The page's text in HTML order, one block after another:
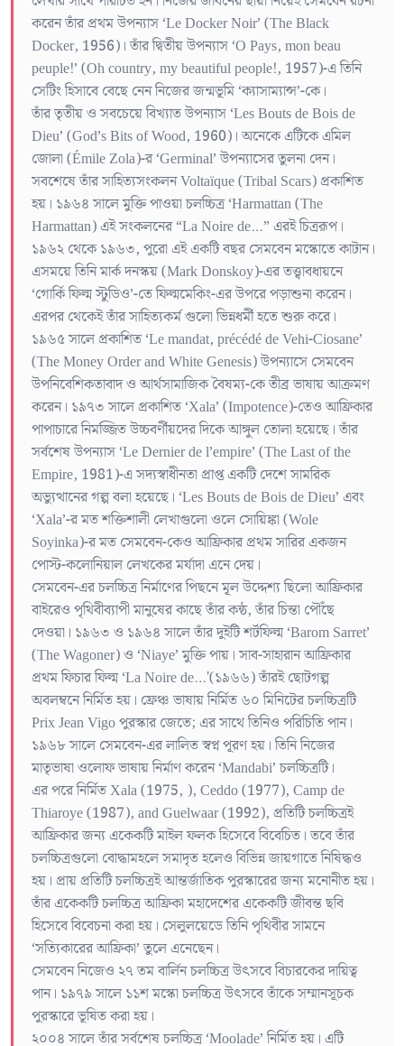
করেন তাঁর প্রথম উপন্যাস ‘Le Docker Noir’ (The Black
Docker, 1956)। তাঁর দ্বিতীয় উপন্যাস ‘O Pays, mon beau
peuple!’ (Oh country, my beautiful people!, 1957)-এ তিনি
সেটিং হিসাবে বেছে নেন নিজের জন্মভূমি ‘ক্যাসাম্যান্স’-কে।
তাঁর তৃতীয় ও সবচেয়ে বিখ্যাত উপন্যাস ‘Les Bouts de Bois de
Dieu’ (God’s Bits of Wood, 1960)। অনেকে এটিকে এমিল
জোলা (Émile Zola)-র ‘Germinal’ উপন্যাসের তুলনা দেন।
সবশেষে তাঁর সাহিত্যসংকলন Voltaïque (Tribal Scars) প্রকাশিত
হয়। ১৯৬৪ সালে মুক্তি পাওয়া চলচ্চিত্র ‘Harmattan (The
Harmattan) এই সংকলনের “La Noire de…” এরই চিত্ররূপ।
১৯৬২ থেকে ১৯৬৩, পুরো এই একটি বছর সেমবেন মস্কোতে কাটান।
এসময়ে তিনি মার্ক দনস্কয় (Mark Donskoy)-এর তত্ত্বাবধায়নে
‘গোর্কি ফিল্ম স্টুডিও’-তে ফিল্মমেকিং-এর উপরে পড়াশুনা করেন।
এরপর থেকেই তাঁর সাহিত্যকর্ম গুলো ভিন্নধর্মী হতে শুরু করে।
১৯৬৫ সালে প্রকাশিত ‘Le mandat, précédé de Vehi-Ciosane’
(The Money Order and White Genesis) উপন্যাসে সেমবেন
উপনিবেশিকতাবাদ ও আর্থসামাজিক বৈষম্য-কে তীব্র ভাষায় আক্রমণ
করেন। ১৯৭৩ সালে প্রকাশিত ‘Xala’ (Impotence)-তেও আফ্রিকার
পাপাচারে নিমজ্জিত উচ্চবর্ণীয়দের দিকে আঙ্গুল তোলা হয়েছে। তাঁর
সর্বশেষ উপন্যাস ‘Le Dernier de l’empire’ (The Last of the
Empire, 1981)-এ সদ্যস্বাধীনতা প্রাপ্ত একটি দেশে সামরিক
অভ্যুত্থানের গল্প বলা হয়েছে। ‘Les Bouts de Bois de Dieu’ এবং
‘Xala’-র মত শক্তিশালী লেখাগুলো ওলে সোয়িঙ্কা (Wole
Soyinka)-র মত সেমবেন-কেও আফ্রিকার প্রথম সারির একজন
পোস্ট-কলোনিয়াল লেখকের মর্যাদা এনে দেয়।
সেমবেন-এর চলচ্চিত্র নির্মাণের পিছনে মূল উদ্দেশ্য ছিলো আফ্রিকার
বাইরেও পৃথিবীব্যাপী মানুষের কাছে তাঁর কন্ঠ, তাঁর চিন্তা পৌঁছে
দেওয়া। ১৯৬৩ ও ১৯৬৪ সালে তাঁর দুইটি শর্টফিল্ম ‘Barom Sarret’
(The Wagoner) ও ‘Niaye’ মুক্তি পায়। সাব-সাহারান আফ্রিকার
প্রথম ফিচার ফিল্ম ‘La Noire de…'(১৯৬৬) তাঁরই ছোটগল্প
অবলম্বনে নির্মিত হয়। ফ্রেঞ্চ ভাষায় নির্মিত ৬০ মিনিটের চলচ্চিত্রটি
Prix Jean Vigo পুরস্কার জেতে; এর সাথে তিনিও পরিচিতি পান।
১৯৬৮ সালে সেমবেন-এর লালিত স্বপ্ন পূরণ হয়। তিনি নিজের
মাতৃভাষা ওলোফ ভাষায় নির্মাণ করেন ‘Mandabi’ চলচ্চিত্রটি।
এর পরে নির্মিত Xala (1975, ), Ceddo (1977), Camp de
Thiaroye (1987), and Guelwaar (1992), প্রতিটি চলচ্চিত্রই
আফ্রিকার জন্য একেকটি মাইল ফলক হিসেবে বিবেচিত। তবে তাঁর
চলচ্চিত্ৰগুলো বোদ্ধামহলে সমাদৃত হলেও বিভিন্ন জায়গাতে নিষিদ্ধও
হয়। প্রায় প্রতিটি চলচ্চিত্রই আন্তর্জাতিক পুরস্কারের জন্য মনোনীত হয়।
তাঁর একেকটি চলচ্চিত্র আফ্রিকা মহাদেশের একেকটি জীবন্ত ছবি
হিসেবে বিবেচনা করা হয়। সেলুলয়েডে তিনি পৃথিবীর সামনে
‘সত্যিকারের আফ্রিকা’ তুলে এনেছেন।
সেমবেন নিজেও ২৭ তম বার্লিন চলচ্চিত্র উৎসবে বিচারকের দায়িত্ব
পান। ১৯৭৯ সালে ১১শ মস্কো চলচ্চিত্র উৎসবে তাঁকে সম্মানসূচক
পুরস্কারে ভূষিত করা হয়।
২০০৪ সালে তাঁর সর্বশেষ চলচ্চিত্র ‘Moolade’ নির্মিত হয়। এটি